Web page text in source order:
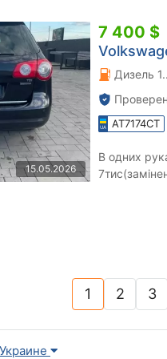
15.05.2026
7 400 $
AT7174CT
В одних
1(current)
2 3